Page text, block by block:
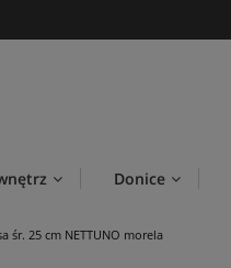
Donice
śr. 25 cm NETTUNO morela